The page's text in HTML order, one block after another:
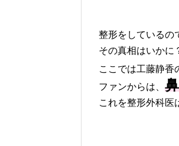
整形をしているの
その真相はいかに
ここでは工藤静香
ファンからは、 鼻
これを整形外科医